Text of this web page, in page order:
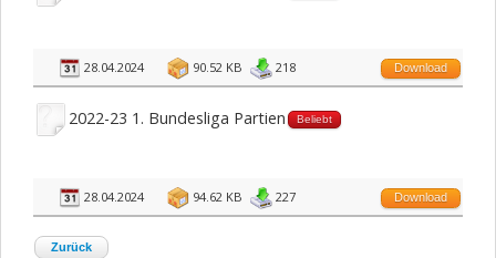
28.04.2024 90.52 KB 218 Download
2022-23 1. Bundesliga Partien Beliebt
28.04.2024 94.62 KB 227 Download
Zurück